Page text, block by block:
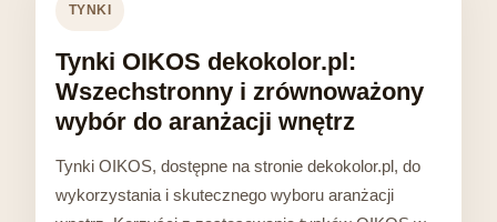
TYNKI
Tynki OIKOS dekokolor.pl:
Wszechstronny i zrównoważony
wybór do aranżacji wnętrz
Tynki OIKOS, dostępne na stronie dekokolor.pl, do
wykorzystania i skutecznego wyboru aranżacji